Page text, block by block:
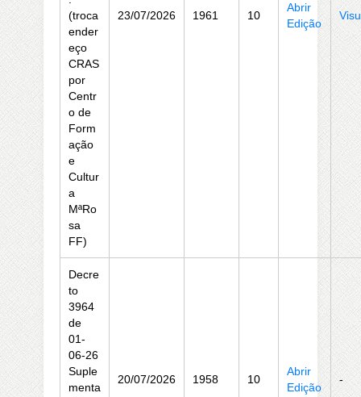
(troca
ender
eço
CRAS
por
Centr
o de
Form
ação
e
Cultur
a
MªRo
sa
FF)
23/07/2026 1961 10
Abrir
Edição
Decre
to
3964
de
01-
06-26
Suple
menta
20/07/2026 1958 10
Abrir
Edição
-